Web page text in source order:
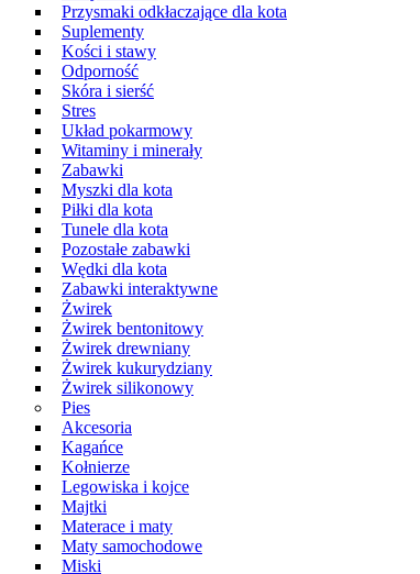
Przysmaki odkłaczające dla kota
Suplementy
Kości i stawy
Odporność
Skóra i sierść
Stres
Układ pokarmowy
Witaminy i minerały
Zabawki
Myszki dla kota
Piłki dla kota
Tunele dla kota
Pozostałe zabawki
Wędki dla kota
Zabawki interaktywne
Żwirek
Żwirek bentonitowy
Żwirek drewniany
Żwirek kukurydziany
Żwirek silikonowy
Pies
Akcesoria
Kagańce
Kołnierze
Legowiska i kojce
Majtki
Materace i maty
Maty samochodowe
Miski